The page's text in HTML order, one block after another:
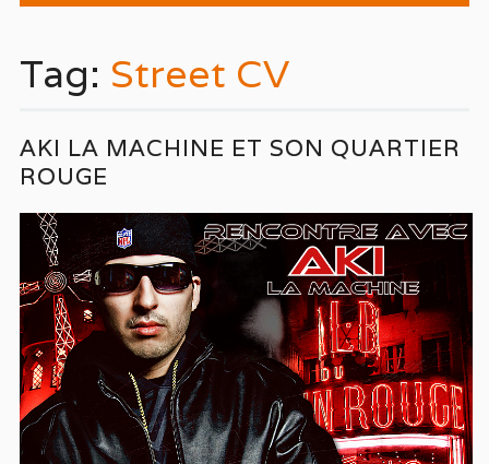
Tag: Street CV
AKI LA MACHINE ET SON QUARTIER
ROUGE